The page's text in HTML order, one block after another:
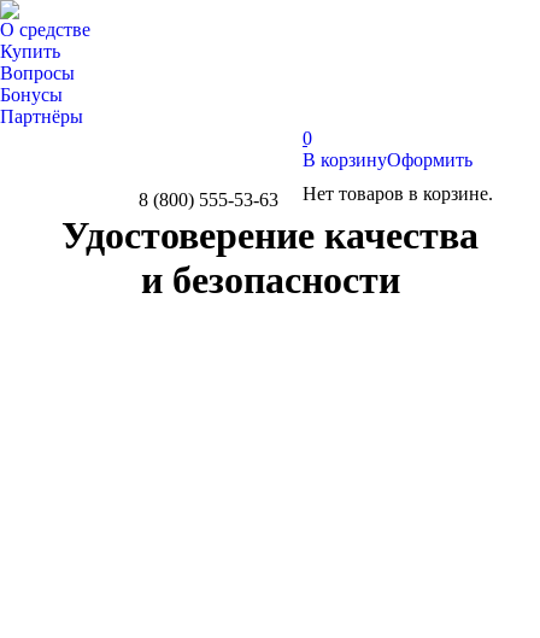
О средстве
Купить
Вопросы
Бонусы
Партнёры
Вконтакте8 (800) 555-53-63
0
В корзинуОформить
Нет товаров в корзине.
Удостоверение качества
и безопасности